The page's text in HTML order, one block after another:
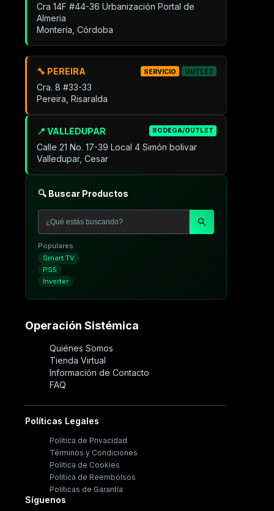
Cra 14F #44-36 Urbanización Portal de
Almeria
Montería, Córdoba
📍 VALLEDUPAR BODEGA/OUTLET
Calle 21 No. 17-39 Local 4 Simón bolivar
Valledupar, Cesar
🔧 PEREIRA SERVICIO OUTLET
Cra. 8 #33-33
Pereira, Risaralda
🔍 Buscar Productos
Populares:
Smart TV
PS5
Inverter
Operación Sistémica
Quiénes Somos
Tienda Virtual
Información de Contacto
FAQ
Políticas Legales
Política de Privacidad
Términos y Condiciones
Política de Cookies
Política de Reembolsos
Políticas de Garantía
Síguenos